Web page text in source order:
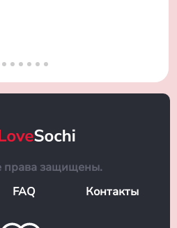
права защищены.
FAQ Контакты